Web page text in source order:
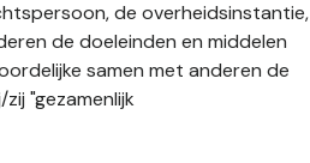
de overheidsinstantie,
de doeleinden en middelen
samen met anderen de
"gezamenlijk